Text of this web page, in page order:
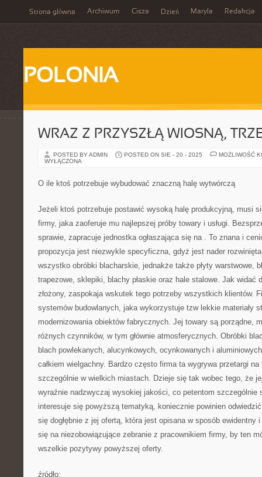
Strona główna Archiwum Cisza Dzień Maryla Redakcja
POLONIA
WRAZ Z PRZYSZŁĄ WIOSNĄ,
POSTED BY ADMIN POSTED ON SIE - 20 - 2025
MOŻLIWOŚĆ
WYŁĄCZONA
O ile ktoś potrzebuje wybudować znaczną halę wytwórczą
Jeżeli ktoś potrzebuje postawić wysoką halę produkcyjną, musi
firmy, jaka zaoferuje mu najlepszej próby towary i usługi.
sprawie, zapracuje jednostka ogłaszająca się na . To znana i
propozycja jest niezwykle specyficzna, gdyż jest nader
wszystko obróbki blacharskie, jednakże także płyty warstwowe,
trapezowe, sklepiki, blachy płaskie oraz hale stalowe. Jak widać
złożony, zaspokaja wskutek tego potrzeby wszystkich klientów.
systemów budowlanych, jaka wykorzystuje tzw lekkie materiały
modernizowania obiektów fabrycznych. Jej towary są porządne,
różnych czynników, w tym głównie atmosferycznych. Obróbki
blach powlekanych, alucynkowych, ocynkowanych i
całkiem wielgachny. Bardzo często firma ta wygrywa przetargi
szczególnie w wielkich miastach. Dzieje się tak wobec tego, że
wyraźnie nadzwyczaj wysokiej jakości, co petentom szczególnie
interesuje się powyższą tematyką, koniecznie powinien
się dogłębnie z jej ofertą, która jest opisana w sposób ewidentny
się na niezobowiązujące zebranie z pracownikiem firmy, by ten
wszelkie pozytywy powyższej oferty.
źródło: